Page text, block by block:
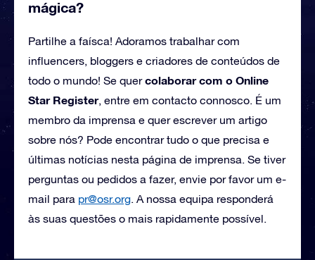
mágica?
Partilhe a faísca! Adoramos trabalhar com
influencers, bloggers e criadores de conteúdos de
todo o mundo! Se quercolaborar com o Online
Star Register, entre em contacto connosco. É um
membro da imprensa e quer escrever um artigo
sobre nós? Pode encontrar tudo o que precisa e
últimas notícias nesta página de imprensa. Se tiver
perguntas ou pedidos a fazer, envie por favor um e-
mail para pr@osr.org. A nossa equipa responderá
às suas questões o mais rapidamente possível.